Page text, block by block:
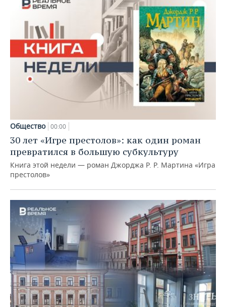
Общество 00:00
30 лет «Игре престолов»: как один роман
превратился в большую субкультуру
Книга этой недели — роман Джорджа Р. Р. Мартина «Игра
престолов»